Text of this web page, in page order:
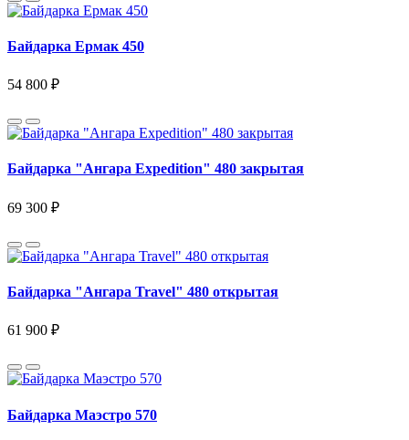
Байдарка Ермак 450
54 800 ₽
Байдарка "Ангара Expedition" 480 закрытая
69 300 ₽
Байдарка "Ангара Travel" 480 открытая
61 900 ₽
Байдарка Маэстро 570